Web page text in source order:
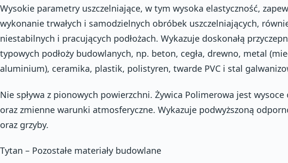
Wysokie parametry uszczelniające, w tym wysoka elastyczność,
wykonanie trwałych i samodzielnych obróbek uszczelniających,
niestabilnych i pracujących podłożach. Wykazuje doskonałą
typowych podłoży budowlanych, np. beton, cegła, drewno, metal
aluminium), ceramika, plastik, polistyren, twarde PVC i stal
Nie spływa z pionowych powierzchni. Żywica Polimerowa jest wysoce
oraz zmienne warunki atmosferyczne. Wykazuje podwyższoną
oraz grzyby.
Tytan – Pozostałe materiały budowlane